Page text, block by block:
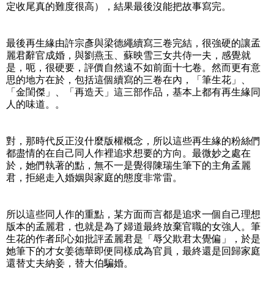
定收尾真的難度很高），結果最後沒能把故事寫完。
最後再生緣由許宗彥與梁德繩續寫三卷完結，很強硬的讓孟
麗君辭官成婚，與劉燕玉、蘇映雪三女共侍一夫，感覺就
是，呃，很硬要，評價自然遠不如前面十七卷。然而更有意
思的地方在於，包括這個續寫的三卷在內，「筆生花」、
「金閨傑」、「再造天」這三部作品，基本上都有再生緣同
人的味道。。
對，那時代反正沒什麼版權概念，所以這些再生緣的粉絲們
都盡情的在自己同人作裡追求想要的方向。最微妙之處在
於，她們執著的點，無不一是覺得陳瑞生筆下的主角孟麗
君，拒絕走入婚姻與家庭的態度非常雷。
所以這些同人作的重點，某方面而言都是追求一個自己理想
版本的孟麗君，也就是為了婦道最終放棄官職的女強人。筆
生花的作者邱心如批評孟麗君是「辱父欺君太覺偏」，於是
她筆下的才女姜德華即便同樣成為官員，最終還是回歸家庭
還替丈夫納妾，替大伯騙婚。